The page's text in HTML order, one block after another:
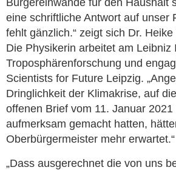
Bürgereinwände für den Haushalt
eine schriftliche Antwort auf unser
fehlt gänzlich.“ zeigt sich Dr.
Die Physikerin arbeitet am Leibniz
Troposphärenforschung und
Scientists for Future Leipzig.
Dringlichkeit der Klimakrise, auf
offenen Brief vom 11. Januar 2021
aufmerksam gemacht hatten,
Oberbürgermeister mehr erwartet.“
„Dass ausgerechnet die von uns